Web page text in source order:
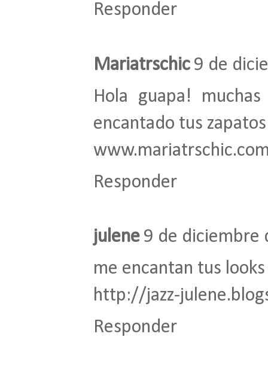
Responder
Mariatrschic 9 de
Hola guapa!
encantado tus
Responder
julene 9 de diciembre
me encantan tus
http://jazz-
Responder